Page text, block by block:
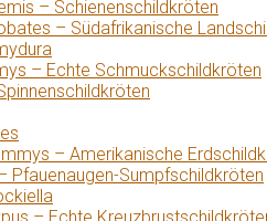
– Schienenschildkröten
– Südafrikanische
– Echte Schmuckschildkröten
– Amerikanische
Pfauenaugen-Sumpfschildkröten